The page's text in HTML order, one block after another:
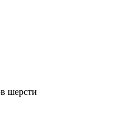
шерсти